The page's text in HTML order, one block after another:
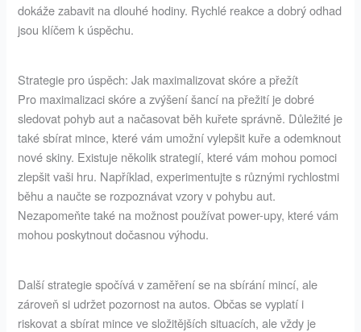
dokáže zabavit na dlouhé hodiny. Rychlé reakce a dobrý odhad
jsou klíčem k úspěchu.
Strategie pro úspěch: Jak maximalizovat skóre a přežít
Pro maximalizaci skóre a zvýšení šancí na přežití je dobré
sledovat pohyb aut a načasovat běh kuřete správně. Důležité je
také sbírat mince, které vám umožní vylepšit kuře a odemknout
nové skiny. Existuje několik strategií, které vám mohou pomoci
zlepšit vaši hru. Například, experimentujte s různými rychlostmi
běhu a naučte se rozpoznávat vzory v pohybu aut.
Nezapomeňte také na možnost používat power-upy, které vám
mohou poskytnout dočasnou výhodu.
Další strategie spočívá v zaměření se na sbírání mincí, ale
zároveň si udržet pozornost na autos. Občas se vyplatí i
riskovat a sbírat mince ve složitějších situacích, ale vždy je